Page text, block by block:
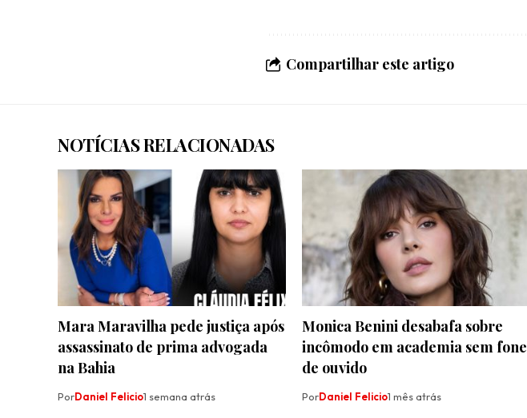
Compartilhar este artigo
NOTÍCIAS RELACIONADAS
Mara Maravilha pede justiça após
assassinato de prima advogada
na Bahia
PorDaniel Felicio1 semana atrás
Monica Benini desabafa sobre
incômodo em academia sem fone
de ouvido
PorDaniel Felicio1 mês atrás